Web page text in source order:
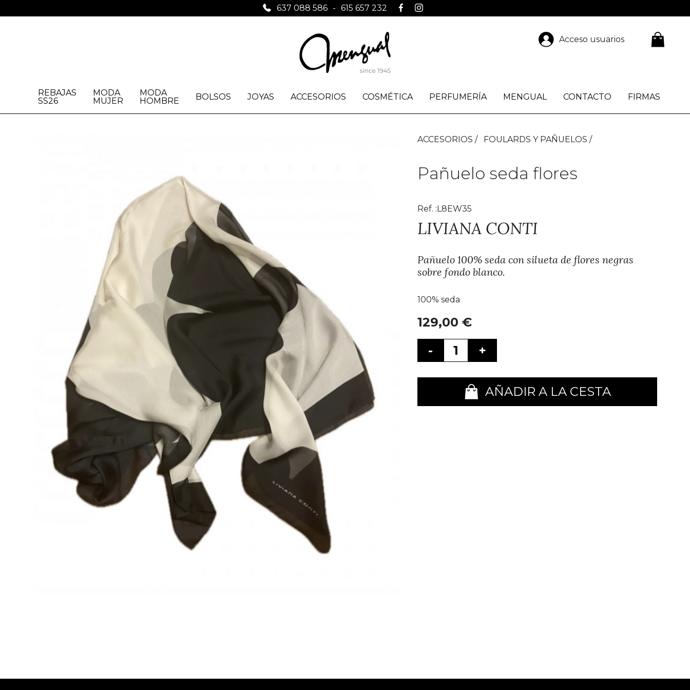
637 088 586 - 615 657 232
Acceso usuarios
REBAJAS
SS26
MODA
MUJER
MODA
HOMBRE
BOLSOS JOYAS ACCESORIOS COSMÉTICA PERFUMERÍA MENGUAL CONTACTO FIRMAS
ACCESORIOS FOULARDS Y PAÑUELOS
Pañuelo seda flores
Ref. :L8EW35
LIVIANA CONTI
Pañuelo 100% seda con silueta de flores negras
sobre fondo blanco.
100% seda
129,00 €
-
+
AÑADIR A LA CESTA